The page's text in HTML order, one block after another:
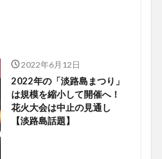
2022年6月12日
2022年の「淡路島まつり」
は規模を縮小して開催へ！
花火大会は中止の見通し
【淡路島話題】